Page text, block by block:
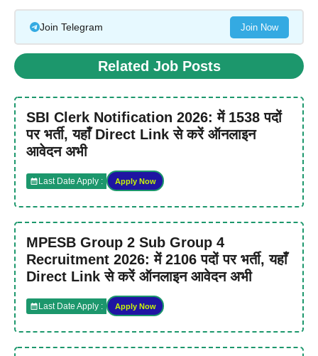
Join Telegram Join Now
Related Job Posts
SBI Clerk Notification 2026: में 1538 पदों
पर भर्ती, यहाँ Direct Link से करें ऑनलाइन
आवेदन अभी
Last Date Apply : Apply Now
MPESB Group 2 Sub Group 4
Recruitment 2026: में 2106 पदों पर भर्ती, यहाँ
Direct Link से करें ऑनलाइन आवेदन अभी
Last Date Apply : Apply Now